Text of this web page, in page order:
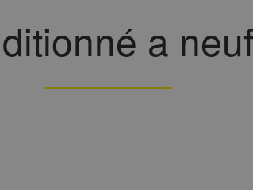
a